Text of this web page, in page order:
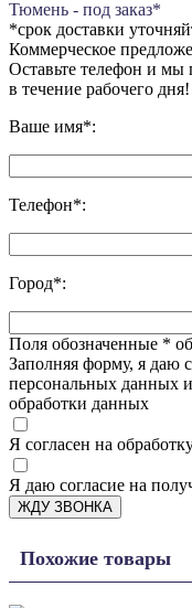
Тюмень - под заказ*
*срок доставки
Коммерческое
Оставьте телефон и мы
в течение рабочего дня!
Ваше имя*:
Телефон*:
Город*:
Поля обозначенные *
Заполняя форму, я даю
персональных данных
обработки данных
Я согласен на
Я даю согласие на
ЖДУ ЗВОНКА
Похожие товары